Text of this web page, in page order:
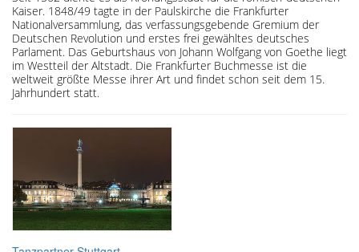
Kaiser. 1848/49 tagte in der Paulskirche die Frankfurter
Nationalversammlung, das verfassungsgebende Gremium der
Deutschen Revolution und erstes frei gewähltes deutsches
Parlament. Das Geburtshaus von Johann Wolfgang von Goethe liegt
im Westteil der Altstadt. Die Frankfurter Buchmesse ist die
weltweit größte Messe ihrer Art und findet schon seit dem 15.
Jahrhundert statt.